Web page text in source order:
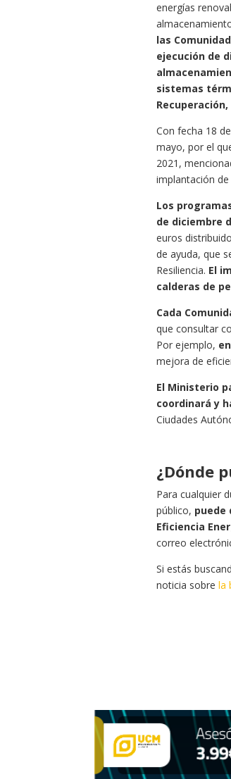
energías
las
ejecución de
sistemas
Con fecha 18
mayo, por el
2021,
implantación
Los
de diciembre
euros
de ayuda, que
Resiliencia. El
calderas de
Cada
que consultar
Por ejemplo,
mejora de
El Ministerio
coordinará y
Ciudades
¿Dónde
Para cualquier
público, puede
Eficiencia
correo
Si estás
noticia sobrela